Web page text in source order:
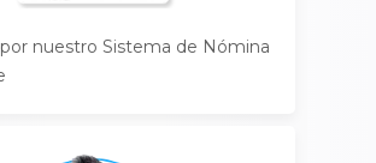
nuestro Sistema de Nómina